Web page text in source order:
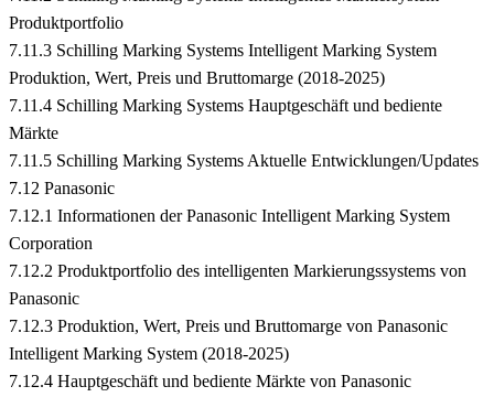
Produktportfolio
7.11.3 Schilling Marking Systems Intelligent Marking System
Produktion, Wert, Preis und Bruttomarge (2018-2025)
7.11.4 Schilling Marking Systems Hauptgeschäft und bediente
Märkte
7.11.5 Schilling Marking Systems Aktuelle Entwicklungen/Updates
7.12 Panasonic
7.12.1 Informationen der Panasonic Intelligent Marking System
Corporation
7.12.2 Produktportfolio des intelligenten Markierungssystems von
Panasonic
7.12.3 Produktion, Wert, Preis und Bruttomarge von Panasonic
Intelligent Marking System (2018-2025)
7.12.4 Hauptgeschäft und bediente Märkte von Panasonic